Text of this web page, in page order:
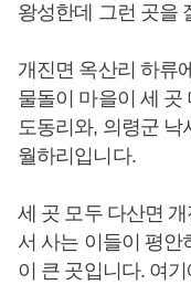
왕성한데 그런 곳을
개진면 옥산리 하류
물돌이 마을이 세 곳
도동리와, 의령군 낙
월하리입니다.
세 곳 모두 다산면
서 사는 이들이 평안
이 큰 곳입니다. 여